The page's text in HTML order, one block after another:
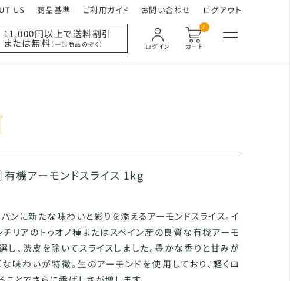
US 商品基準 ご利用ガイド お問い合わせ ログアウト
カート
0
ログイン
11,000円以上で送料割引
または無料 （一部商品のぞく）
］有機アーモンドスライス 1kg
ンに新たな味わいと彩りを添えるアーモンドスライス。イ
チリアのトゥオノ種またはスペイン産の良質な有機アーモ
し、渋皮を除いてスライスしました。豊かな香りと甘みが
味わいが特徴。生のアーモンドを使用しており、軽くロ